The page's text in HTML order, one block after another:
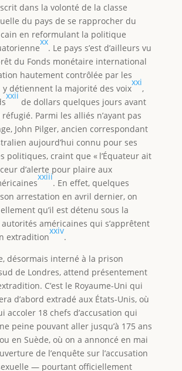
dans la volonté de la classe
du pays de se rapprocher du
en reformulant la politique
xx
. Le pays s’est d’ailleurs vu
du Fonds monétaire international
hautement contrôlée par les
y détiennent la majorité des voix
xxi
,
xxii
de dollars quelques jours avant
réfugié. Parmi les alliés n’ayant pas
John Pilger, ancien correspondant
aujourd’hui connu pour ses
politiques, craint que « l’Équateur ait
d’alerte pour plaire aux
xxiii
. En effet, quelques
arrestation en avril dernier, on
qu’il est détenu sous la
américaines qui s’apprêtent
extradition
xxiv
.
désormais interné à la prison
de Londres, attend présentement
C’est le Royaume-Uni qui
d’abord extradé aux États-Unis, où
accoler 18 chefs d’accusation qui
peine pouvant aller jusqu’à 175 ans
en Suède, où on a annoncé en mai
de l’enquête sur l’accusation
— pourtant officiellement